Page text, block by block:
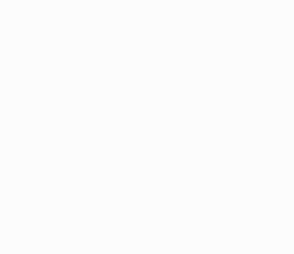
de 1.1% interanual en mayo de…
del 15 % sobre los productos fabricados…